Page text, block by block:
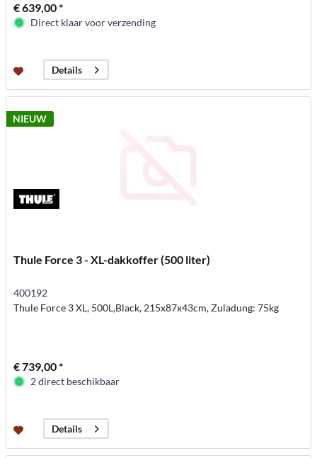
€ 639,00 *
Direct klaar voor verzending
Details
NIEUW
Thule Force 3 - XL-dakkoffer (500 liter)
400192
Thule Force 3 XL, 500L,Black, 215x87x43cm, Zuladung: 75kg
€ 739,00 *
2 direct beschikbaar
Details